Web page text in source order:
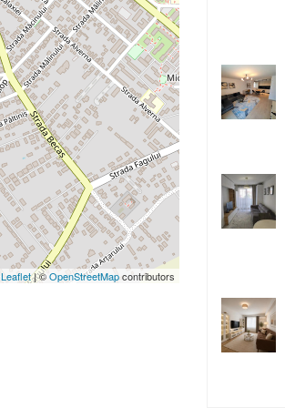
Leaflet| ©OpenStreetMapcontributors